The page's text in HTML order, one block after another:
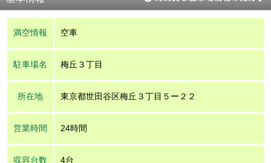
満空情報 空車
駐車場名 梅丘３丁目
所在地 東京都世田谷区梅丘３丁目５ー２２
営業時間 24時間
収容台数 4台